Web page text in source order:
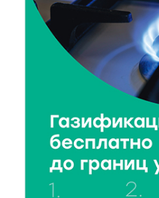
Виталий Королев: 58
Верхневолжье
5 Авг 2026 18:07 511
От Святого Августина до
необычная лекция об
музыки
Завершается
Витязи — Духовщина —